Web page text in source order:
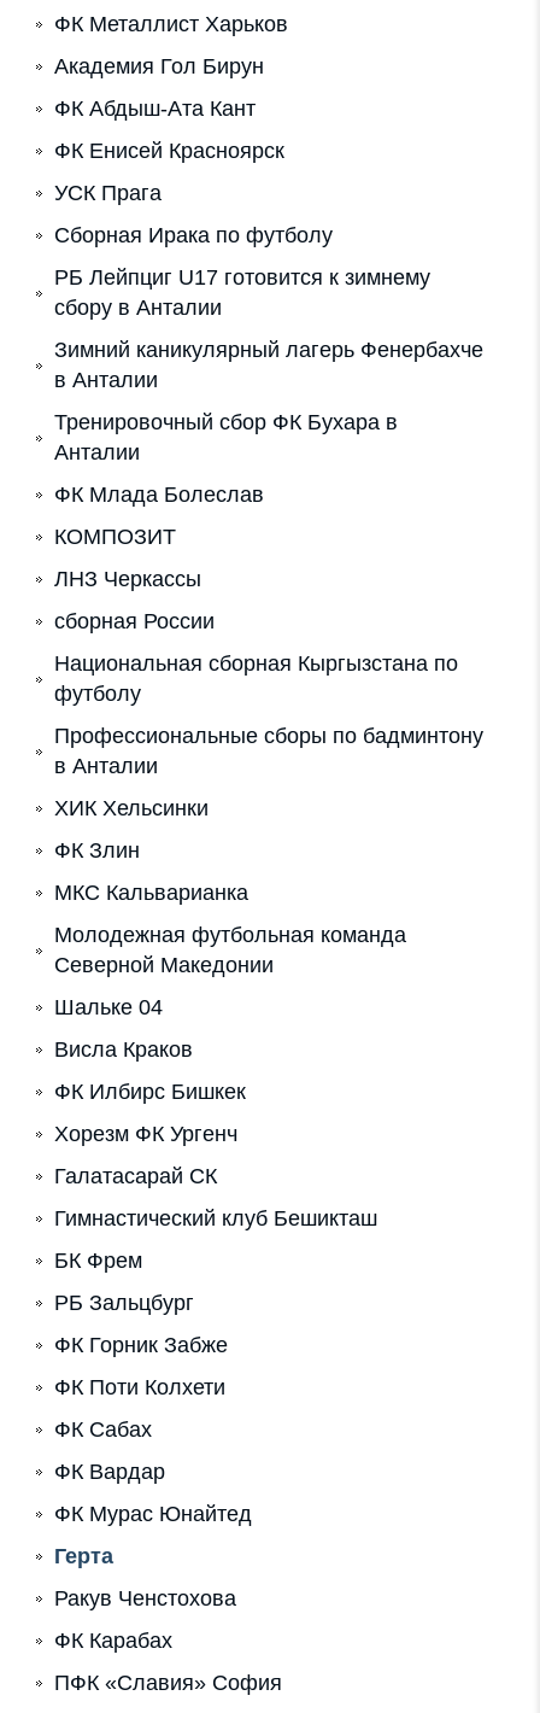
ФК Металлист Харьков
Академия Гол Бирун
ФК Абдыш-Ата Кант
ФК Енисей Красноярск
УСК Прага
Сборная Ирака по футболу
РБ Лейпциг U17 готовится к зимнему
сбору в Анталии
Зимний каникулярный лагерь Фенербахче
в Анталии
Тренировочный сбор ФК Бухара в
Анталии
ФК Млада Болеслав
КОМПОЗИТ
ЛНЗ Черкассы
сборная России
Национальная сборная Кыргызстана по
футболу
Профессиональные сборы по бадминтону
в Анталии
ХИК Хельсинки
ФК Злин
МКС Кальварианка
Молодежная футбольная команда
Северной Македонии
Шальке 04
Висла Краков
ФК Илбирс Бишкек
Хорезм ФК Ургенч
Галатасарай СК
Гимнастический клуб Бешикташ
БК Фрем
РБ Зальцбург
ФК Горник Забже
ФК Поти Колхети
ФК Сабах
ФК Вардар
ФК Мурас Юнайтед
Герта
Ракув Ченстохова
ФК Карабах
ПФК «Славия» София